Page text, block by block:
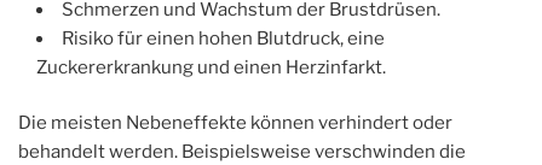
Schmerzen und Wachstum der Brustdrüsen.
Risiko für einen hohen Blutdruck, eine
Zuckererkrankung und einen Herzinfarkt.
Die meisten Nebeneffekte können verhindert oder
behandelt werden. Beispielsweise verschwinden die